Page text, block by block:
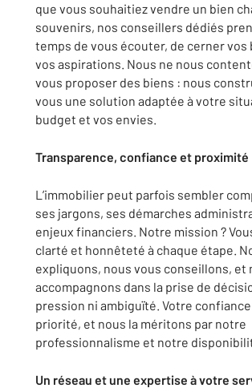
que vous souhaitiez vendre un bien
souvenirs, nos conseillers dédiés
temps de vous écouter, de cerner vos
vos aspirations. Nous ne nous
vous proposer des biens : nous
vous une solution adaptée à votre
budget et vos envies.
Transparence, confiance et proximité
L’immobilier peut parfois sembler
ses jargons, ses démarches
enjeux financiers. Notre mission ?
clarté et honnêteté à chaque étape.
expliquons, nous vous conseillons, et
accompagnons dans la prise de
pression ni ambiguïté. Votre
priorité, et nous la méritons par notre
professionnalisme et notre
Un réseau et une expertise à votre